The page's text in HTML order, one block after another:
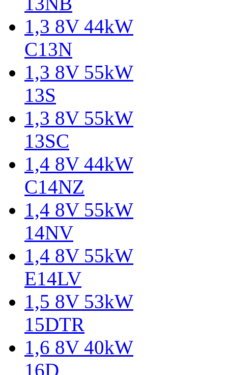
1,3 8V 44kW
C13N
1,3 8V 55kW
13S
1,3 8V 55kW
13SC
1,4 8V 44kW
C14NZ
1,4 8V 55kW
14NV
1,4 8V 55kW
E14LV
1,5 8V 53kW
15DTR
1,6 8V 40kW
16D